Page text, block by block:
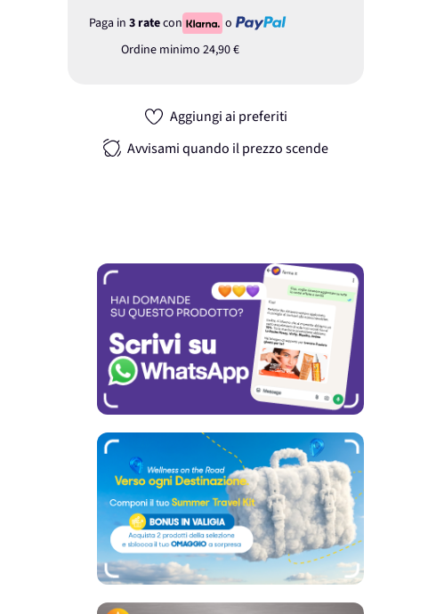
Paga in 3 ratecon
o
Ordine minimo 24,90 €
Aggiungi ai preferiti
Avvisami quando il prezzo scende